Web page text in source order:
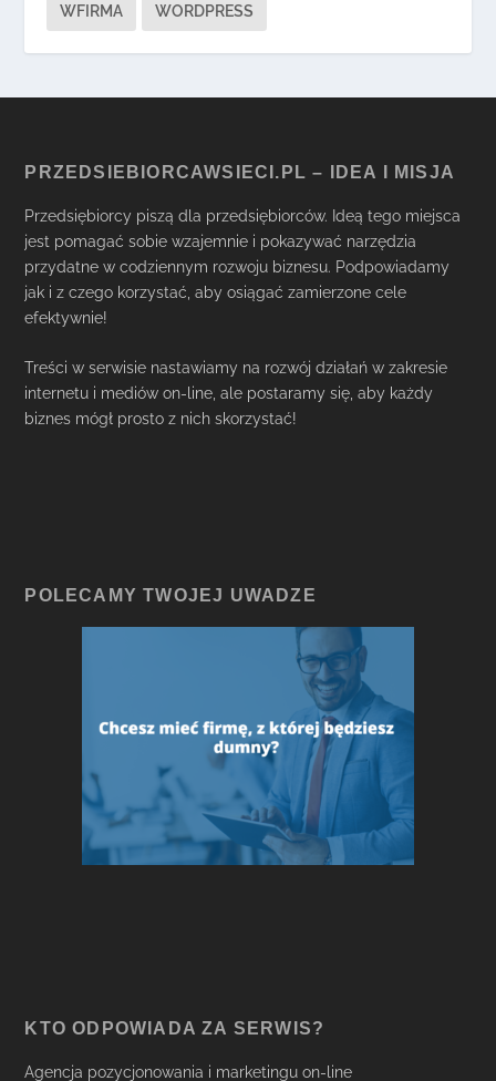
WFIRMA WORDPRESS
PRZEDSIEBIORCAWSIECI.PL – IDEA I MISJA
Przedsiębiorcy piszą dla przedsiębiorców. Ideą tego miejsca
jest pomagać sobie wzajemnie i pokazywać narzędzia
przydatne w codziennym rozwoju biznesu. Podpowiadamy
jak i z czego korzystać, aby osiągać zamierzone cele
efektywnie!
Treści w serwisie nastawiamy na rozwój działań w zakresie
internetu i mediów on-line, ale postaramy się, aby każdy
biznes mógł prosto z nich skorzystać!
POLECAMY TWOJEJ UWADZE
KTO ODPOWIADA ZA SERWIS?
Agencja pozycjonowania i marketingu on-line